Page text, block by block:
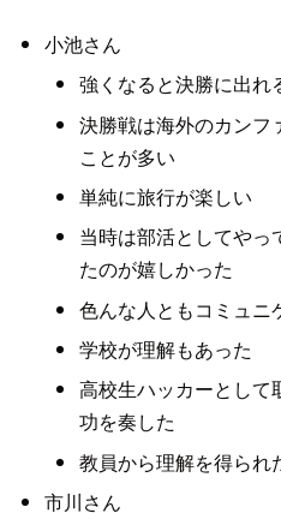
小池さん
強くなると決勝に出れ
決勝戦は海外のカンフ
ことが多い
単純に旅行が楽しい
当時は部活としてやっ
たのが嬉しかった
色んな人ともコミュニ
学校が理解もあった
高校生ハッカーとして
功を奏した
教員から理解を得られ
市川さん